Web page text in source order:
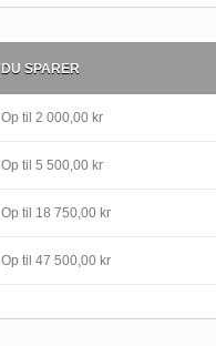
DU SPARER
Op til 2 000,00 kr
Op til 5 500,00 kr
Op til 18 750,00 kr
Op til 47 500,00 kr